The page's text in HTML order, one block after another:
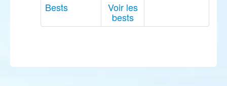
Bests
Voir les
bests